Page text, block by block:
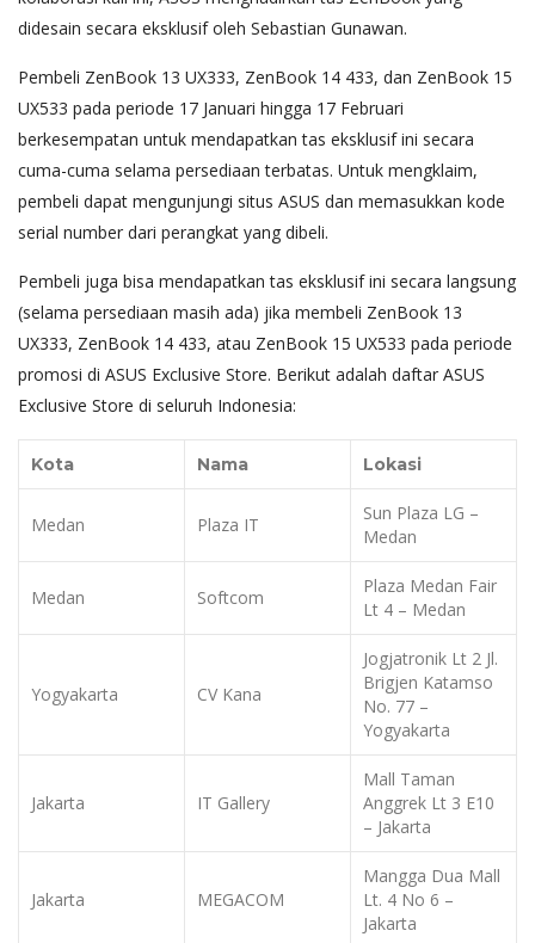
didesain secara eksklusif oleh Sebastian Gunawan.
Pembeli ZenBook 13 UX333, ZenBook 14 433, dan ZenBook 15
UX533 pada periode 17 Januari hingga 17 Februari
berkesempatan untuk mendapatkan tas eksklusif ini secara
cuma-cuma selama persediaan terbatas. Untuk mengklaim,
pembeli dapat mengunjungi situs ASUS dan memasukkan kode
serial number dari perangkat yang dibeli.
Pembeli juga bisa mendapatkan tas eksklusif ini secara langsung
(selama persediaan masih ada) jika membeli ZenBook 13
UX333, ZenBook 14 433, atau ZenBook 15 UX533 pada periode
promosi di ASUS Exclusive Store. Berikut adalah daftar ASUS
Exclusive Store di seluruh Indonesia:
Kota Nama Lokasi
Medan Plaza IT
Sun Plaza LG –
Medan
Medan Softcom
Plaza Medan Fair
Lt 4 – Medan
Yogyakarta CV Kana
Jogjatronik Lt 2 Jl.
Brigjen Katamso
No. 77 –
Yogyakarta
Jakarta IT Gallery
Mall Taman
Anggrek Lt 3 E10
– Jakarta
Jakarta MEGACOM
Mangga Dua Mall
Lt. 4 No 6 –
Jakarta